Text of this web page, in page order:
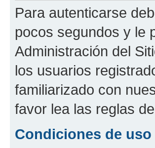
Para autenticarse
pocos segundos y le
Administración del
los usuarios
familiarizado con
favor lea las reglas
Condiciones de uso